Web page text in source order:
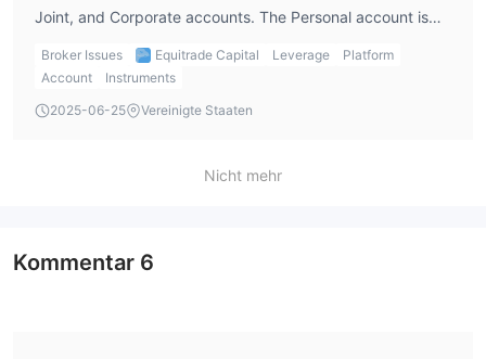
Joint, and Corporate accounts. The Personal account is
suitable for individual traders like me. The Joint account
allows multiple individuals to trade together, which might
Broker Issues Equitrade Capital Leverage
Platform
Account
Instruments
2025-06-25
Vereinigte Staaten
Nicht mehr
Kommentar 6